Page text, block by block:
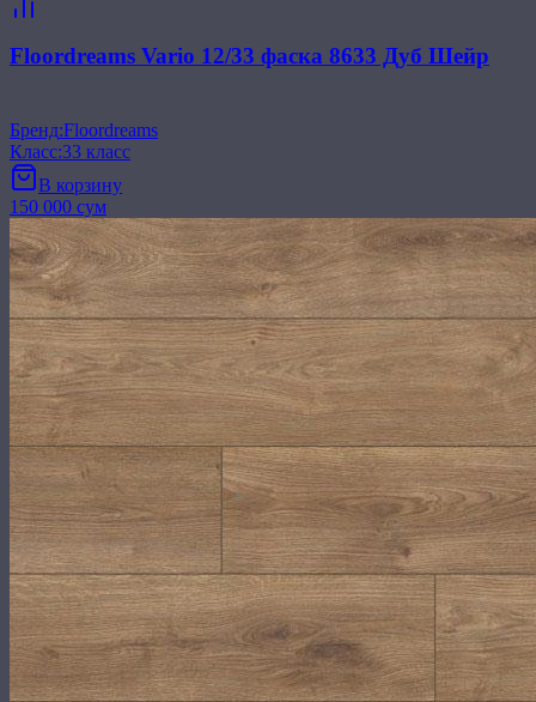
Floordreams Vario 12/33 фаска 8633 Дуб Шейр
Бренд:Floordreams
Класс:33 класс
В корзину
150 000 сум